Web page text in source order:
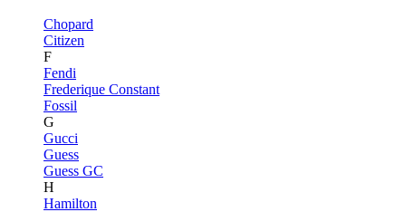
Chopard
Citizen
F
Fendi
Frederique Constant
Fossil
G
Gucci
Guess
Guess GC
H
Hamilton